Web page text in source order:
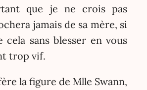
que je ne crois pas
jamais de sa mère, si
cela sans blesser en vous
trop vif.
la figure de Mlle Swann,